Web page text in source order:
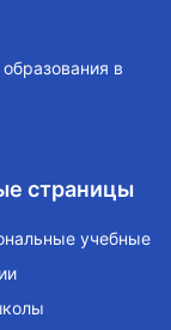
в
страницы
учебные